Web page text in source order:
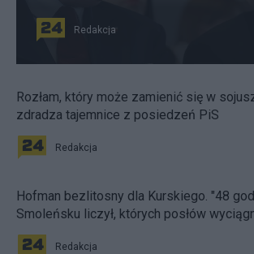
Redakcja
Rozłam, który może zamienić się w
zdradza tajemnice z posiedzeń PiS
Redakcja
Hofman bezlitosny dla Kurskiego. "48
Smoleńsku liczył, których posłów
Redakcja